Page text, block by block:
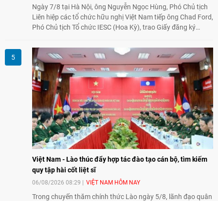
Ngày 7/8 tại Hà Nội, ông Nguyễn Ngọc Hùng, Phó Chủ tịch
Liên hiệp các tổ chức hữu nghị Việt Nam tiếp ông Chad Ford,
Phó Chủ tịch Tổ chức IESC (Hoa Kỳ), trao Giấy đăng ký
đổi về định hướng triển khai Dự án "Mở rộng Thương mại
Nông nghiệp và An toàn thực phẩm Hoa Kỳ - Việt Nam",
hướng tới thúc đẩy chuyển đổi số, hiện đại hóa nông nghiệp
và mở rộng hợp tác phát triển giữa hai nước.
Việt Nam - Lào thúc đẩy hợp tác đào tạo cán bộ, tìm kiếm
quy tập hài cốt liệt sĩ
06/08/2026 08:29 VIỆT NAM HÔM NAY
Trong chuyến thăm chính thức Lào ngày 5/8, lãnh đạo quân